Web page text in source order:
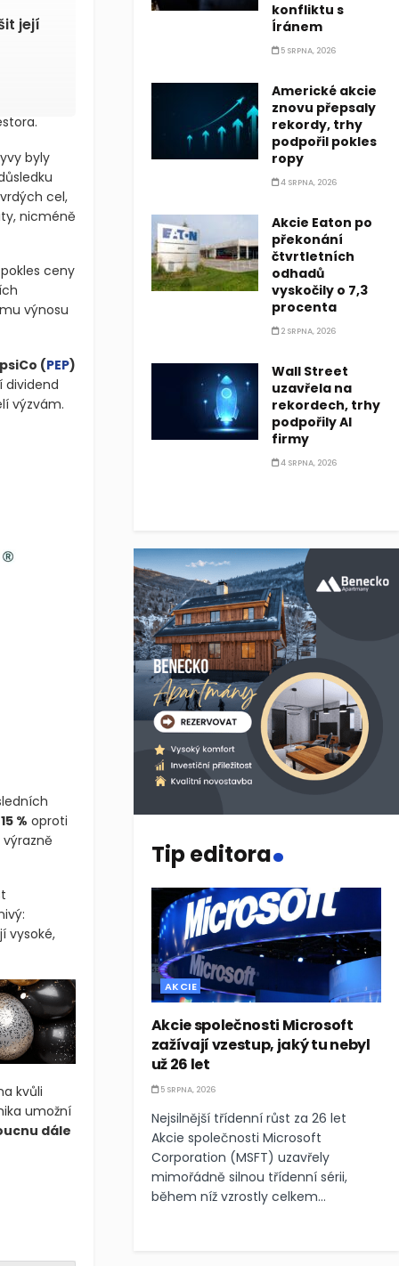
její
byly
cel,
nicméně
ceny
výnosu
(PEP)
dividend
výzvám.
15 % oproti
výrazně
vysoké,
kvůli
umožní
dále
konfliktu s
Íránem
5 SRPNA, 2026
Americké akcie
znovu přepsaly
rekordy, trhy
podpořil pokles
ropy
4 SRPNA, 2026
Akcie Eaton po
překonání
čtvrtletních
odhadů
vyskočily o 7,3
procenta
2 SRPNA, 2026
Wall Street
uzavřela na
rekordech, trhy
podpořily AI
firmy
4 SRPNA, 2026
Tip editora.
AKCIE
Akcie společnosti Microsoft
zažívají vzestup, jaký tu nebyl
už 26 let
5 SRPNA, 2026
Nejsilnější třídenní růst za 26 let
Akcie společnosti Microsoft
Corporation (MSFT) uzavřely
mimořádně silnou třídenní sérii,
během níž vzrostly celkem...